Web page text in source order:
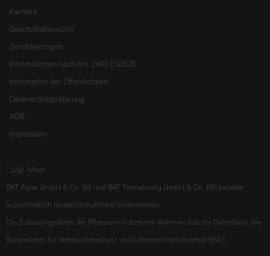
Karriere
Geschäftsbereiche
Zertifizierungen
Informationen nach Art. 246c EGBGB
Information der Öffentlichkeit
Datenschutzerklärung
AGB
Impressum
* zzgl. Mwst.
BAT Agrar GmbH & Co. KG und BAT Tiernahrung GmbH & Co. KGl beliefert
ausschließlich landwirtschaftliche Unternehmen.
Die Zulassungsdaten der Pflanzenschutzmittel stammen aus der Datenbank des
Bundesamts für Verbraucherschutz und Lebensmittelsicherheit (BVL).